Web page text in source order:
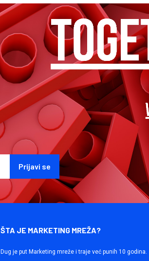
ŠTA JE MARKETING MREŽA?
Dug je put Marketing mreže i traje već punih 10 godina.